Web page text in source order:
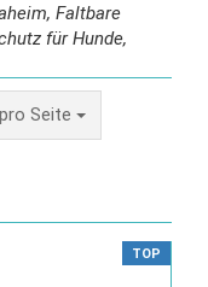
Faltbare
für Hunde,
Seite
TOP